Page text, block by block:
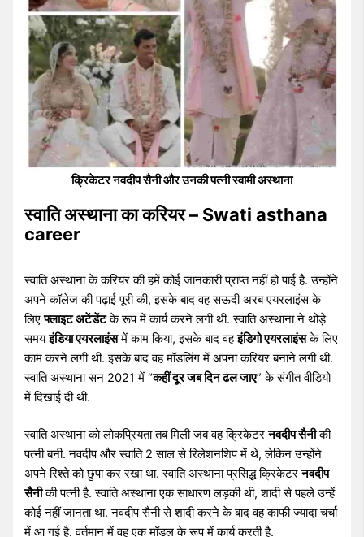
क्रिकेटर नवदीप सैनी और उनकी पत्नी स्वामी अस्थाना
स्वाति अस्थाना का करियर – Swati asthana
career
स्वाति अस्थाना के करियर की हमें कोई जानकारी प्राप्त नहीं हो पाई है. उन्होंने
अपने कॉलेज की पढ़ाई पूरी की, इसके बाद वह सऊदी अरब एयरलाइंस के
लिएफ्लाइट अटेंडेंटके रूप में कार्य करने लगी थी. स्वाति अस्थाना ने थोड़े
समयइंडिया एयरलाइंसमें काम किया, इसके बाद वहइंडिगो एयरलाइंसके लिए
काम करने लगी थी. इसके बाद वह मॉडलिंग में अपना करियर बनाने लगी थी.
स्वाति अस्थाना सन 2021 में “कहीं दूर जब दिन ढल जाए” के संगीत वीडियो
में दिखाई दी थी.
स्वाति अस्थाना को लोकप्रियता तब मिली जब वह क्रिकेटरनवदीप सैनीकी
पत्नी बनी. नवदीप और स्वाति 2 साल से रिलेशनशिप में थे, लेकिन उन्होंने
अपने रिश्ते को छुपा कर रखा था. स्वाति अस्थाना प्रसिद्ध क्रिकेटरनवदीप
सैनीकी पत्नी है. स्वाति अस्थाना एक साधारण लड़की थी, शादी से पहले उन्हें
कोई नहीं जानता था. नवदीप सैनी से शादी करने के बाद वह काफी ज्यादा चर्चा
में आ गई है. वर्तमान में वह एक मॉडल के रूप में कार्य करती है.